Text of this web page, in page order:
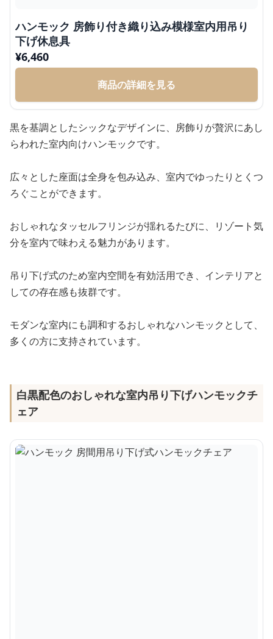
ハンモック 房飾り付き織り込み模様室内用吊り
下げ休息具
¥6,460
商品の詳細を見る
黒を基調としたシックなデザインに、房飾りが贅沢にあし
らわれた室内向けハンモックです。
広々とした座面は全身を包み込み、室内でゆったりとくつ
ろぐことができます。
おしゃれなタッセルフリンジが揺れるたびに、リゾート気
分を室内で味わえる魅力があります。
吊り下げ式のため室内空間を有効活用でき、インテリアと
しての存在感も抜群です。
モダンな室内にも調和するおしゃれなハンモックとして、
多くの方に支持されています。
白黒配色のおしゃれな室内吊り下げハンモックチ
ェア